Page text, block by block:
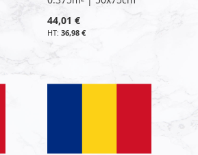
44,01 €
36,98 €